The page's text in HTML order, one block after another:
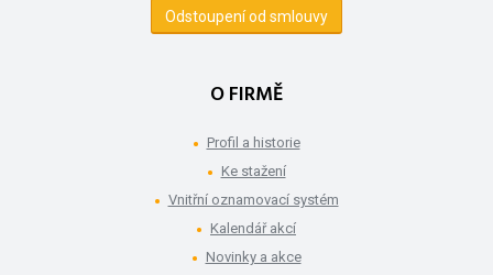
Odstoupení od smlouvy
O FIRMĚ
Profil a historie
Ke stažení
Vnitřní oznamovací systém
Kalendář akcí
Novinky a akce